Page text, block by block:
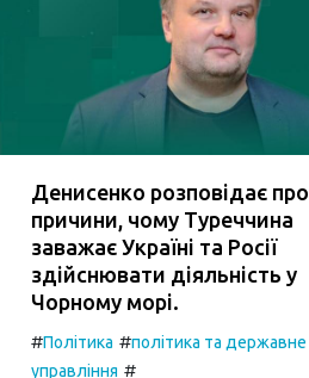
Денисенко розповідає про
причини, чому Туреччина
заважає Україні та Росії
здійснювати діяльність у
Чорному морі.
#Політика #політика та державне
управління #